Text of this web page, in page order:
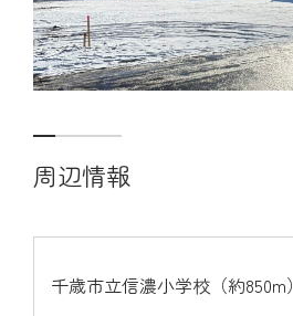
周辺情報
千歳市立信濃小学校（約850m）